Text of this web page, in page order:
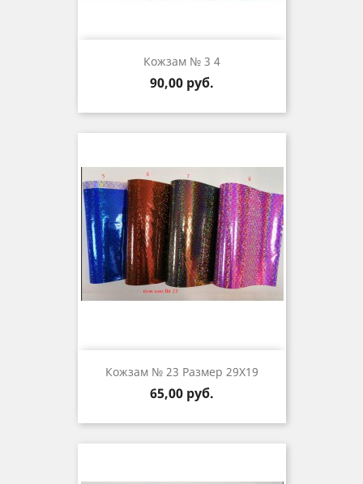
Кожзам № 3 4
Цена
90,00 руб.
Кожзам № 23 Размер 29Х19
Цена
65,00 руб.